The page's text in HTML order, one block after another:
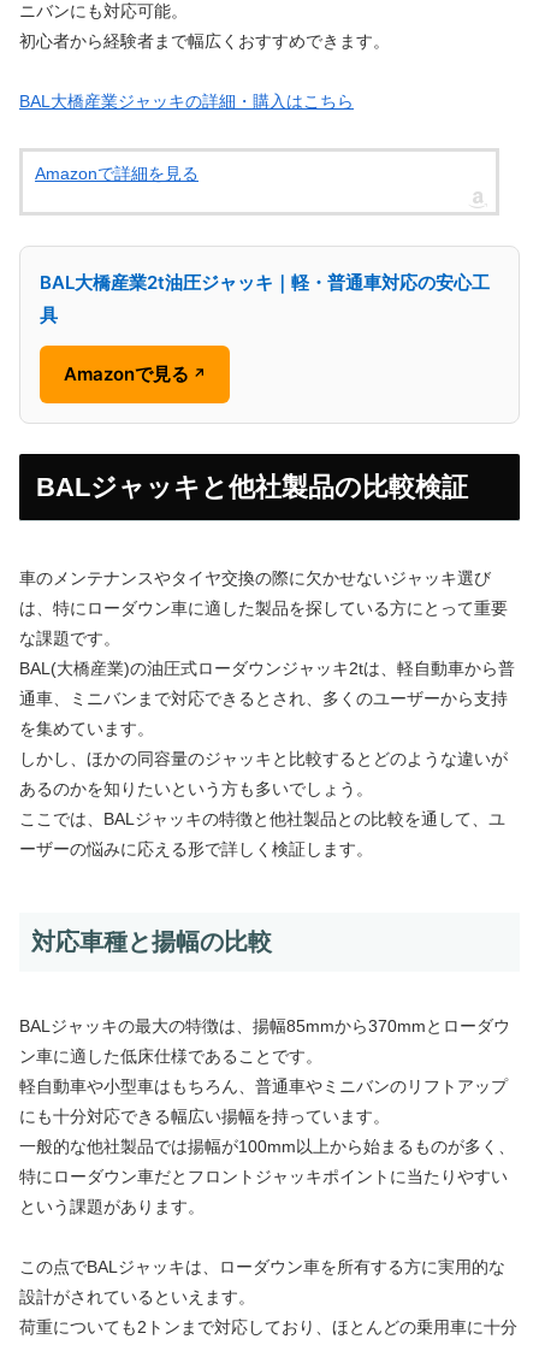
ニバンにも対応可能。
初心者から経験者まで幅広くおすすめできます。
BAL大橋産業ジャッキの詳細・購入はこちら
Amazonで詳細を見る
BAL大橋産業2t油圧ジャッキ｜軽・普通車対応の安心工
具
Amazonで見る ↗
BALジャッキと他社製品の比較検証
車のメンテナンスやタイヤ交換の際に欠かせないジャッキ選び
は、特にローダウン車に適した製品を探している方にとって重要
な課題です。
BAL(大橋産業)の油圧式ローダウンジャッキ2tは、軽自動車から普
通車、ミニバンまで対応できるとされ、多くのユーザーから支持
を集めています。
しかし、ほかの同容量のジャッキと比較するとどのような違いが
あるのかを知りたいという方も多いでしょう。
ここでは、BALジャッキの特徴と他社製品との比較を通して、ユ
ーザーの悩みに応える形で詳しく検証します。
対応車種と揚幅の比較
BALジャッキの最大の特徴は、揚幅85mmから370mmとローダウ
ン車に適した低床仕様であることです。
軽自動車や小型車はもちろん、普通車やミニバンのリフトアップ
にも十分対応できる幅広い揚幅を持っています。
一般的な他社製品では揚幅が100mm以上から始まるものが多く、
特にローダウン車だとフロントジャッキポイントに当たりやすい
という課題があります。
この点でBALジャッキは、ローダウン車を所有する方に実用的な
設計がされているといえます。
荷重についても2トンまで対応しており、ほとんどの乗用車に十分